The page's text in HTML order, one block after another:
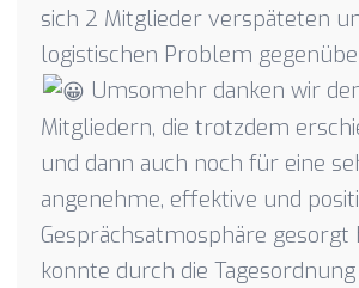
sich 2 Mitglieder verspäteten
logistischen Problem
Umsomehr danken wir
Mitgliedern, die trotzdem
und dann auch noch für eine
angenehme, effektive und
Gesprächsatmosphäre gesorgt
konnte durch die